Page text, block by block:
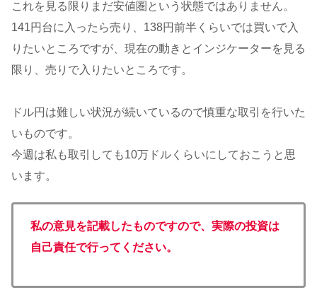
これを見る限りまだ安値圏という状態ではありません。
141円台に入ったら売り、138円前半くらいでは買いで入
りたいところですが、現在の動きとインジケーターを見る
限り、売りで入りたいところです。
ドル円は難しい状況が続いているので慎重な取引を行いた
いものです。
今週は私も取引しても10万ドルくらいにしておこうと思
います。
私の意見を記載したものですので、実際の投資は
自己責任で行ってください。